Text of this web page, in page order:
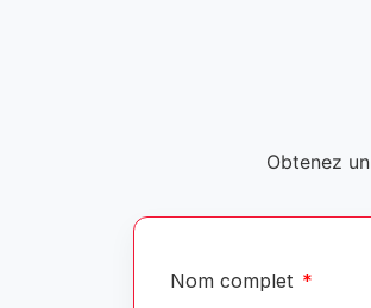
Obtenez un
Nom complet